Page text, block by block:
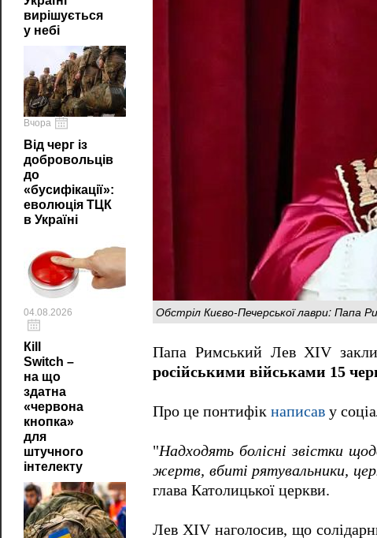
вирішується
у небі
Вчора
Від черг із
добровольців
до
«бусифікації»:
еволюція ТЦК
в Україні
04.08.2026
Кill
Switch –
на що
здатна
«червона
кнопка»
для
штучного
інтелекту
Обстріл Києво-Печерської лаври: Папа
Папа Римський Лев XIV
російськими військами 15
Про це понтифік написав у
"Надходять болісні звістки
жертв, вбиті рятувальники,
глава Католицької церкви.
Лев XIV наголосив, що